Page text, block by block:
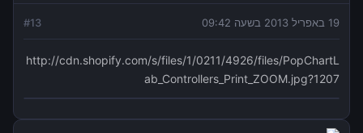
19 באפריל 2013 בשעה 09:42 #13
http://cdn.shopify.com/s/files/1/0211/4926/files/PopChartL
ab_Controllers_Print_ZOOM.jpg?1207